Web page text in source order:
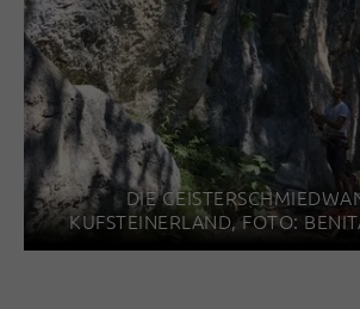
DIE
KUFSTEINERLAND, FOTO: